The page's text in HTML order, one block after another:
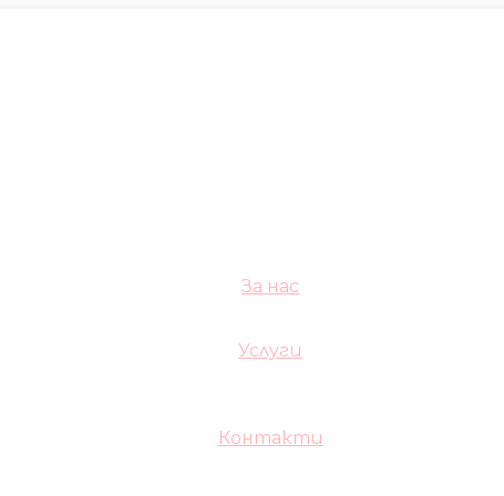
За нас
Услуги
Контакти